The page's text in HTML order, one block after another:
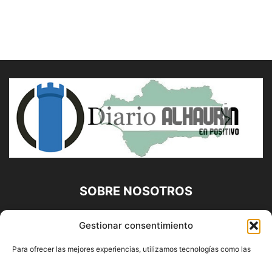
Gestionar consentimiento
Para ofrecer las mejores experiencias, utilizamos tecnologías como las
SOBRE NOSOTROS
Diario Alhaurín (www.alhaurindelatorre.com) Propiedad de
Francisco E. López López | 639 95 71 95 | Noticias de
Alhaurín de la Torre, Málaga y Provincia|